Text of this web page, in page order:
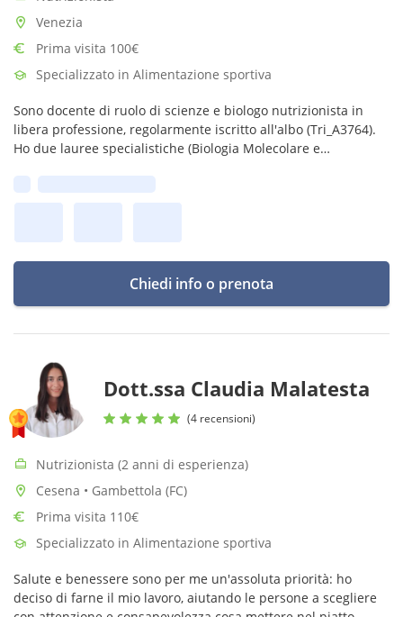
Venezia
Prima visita 100€
Specializzato in Alimentazione sportiva
Sono docente di ruolo di scienze e biologo nutrizionista in
libera professione, regolarmente iscritto all'albo (Tri_A3764).
Ho due lauree specialistiche (Biologia Molecolare e
Chiedi info o prenota
Dott.ssa Claudia Malatesta
(4 recensioni)
Nutrizionista (2 anni di esperienza)
Cesena • Gambettola (FC)
Prima visita 110€
Specializzato in Alimentazione sportiva
Salute e benessere sono per me un'assoluta priorità: ho
deciso di farne il mio lavoro, aiutando le persone a scegliere